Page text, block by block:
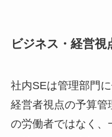
ビジネス・経営視
社内SEは管理部門
経営者視点の予算
の労働者ではなく